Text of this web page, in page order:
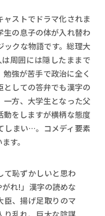
ストでドラマ化されま
生の息子の体が入れ替わ
ックな物語です。総理大
周囲には隠したままで
強が苦手で政治に全く
しての答弁でも漢字の
方、大学生となった父
をしますが横柄な態度
しまい…。コメディ要素
す。
て恥ずかしいと思わ
れ!」漢字の読めな
臣、揚げ足取りのマ